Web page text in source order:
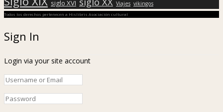
siglo XVI Viajes vikingos
Todos los derechos pertenecen a Hislibris Asociación cultural
Sign In
Login via your site account